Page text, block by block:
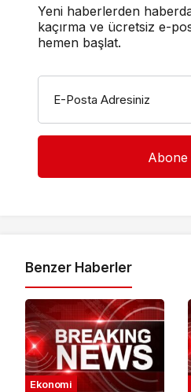
Yeni haberlerden
kaçırma ve ücretsiz e-
hemen başlat.
E-Posta Adresiniz
Benzer Haberler
Ekonomi